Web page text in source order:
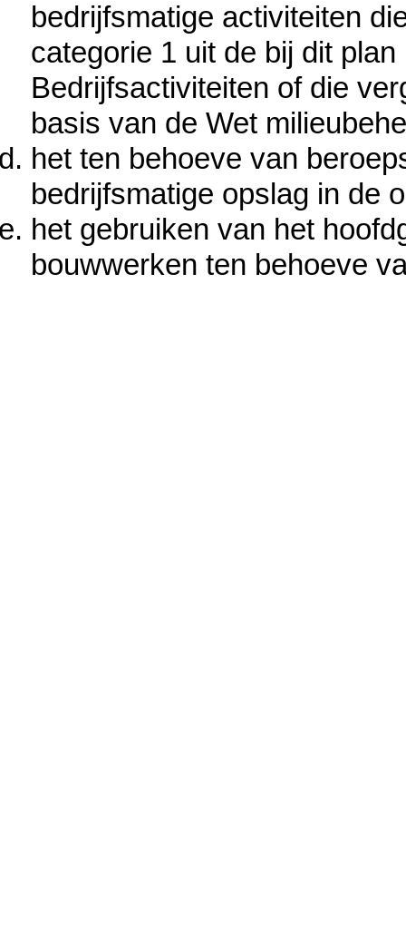
bedrijfsmatige activiteiten
categorie 1 uit de bij dit
Bedrijfsactiviteiten of die
basis van de Wet
het ten behoeve van
bedrijfsmatige opslag in de
het gebruiken van het
bouwwerken ten behoeve